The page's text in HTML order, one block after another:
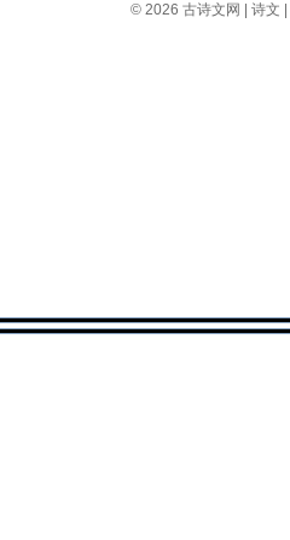
© 2026 古诗文网 诗文